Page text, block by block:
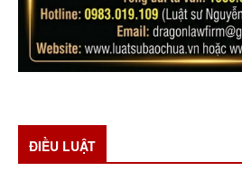
ĐIỀU LUẬT